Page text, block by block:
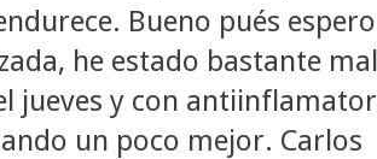
Bueno pués
he estado bastante
jueves y con
un poco mejor. Carlos